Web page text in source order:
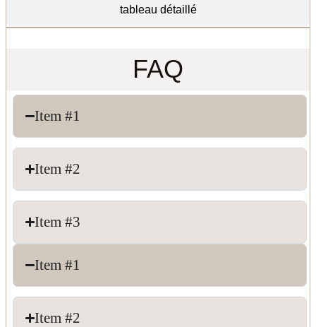
tableau détaillé
FAQ
Item #1
Item #2
Item #3
Item #1
Item #2